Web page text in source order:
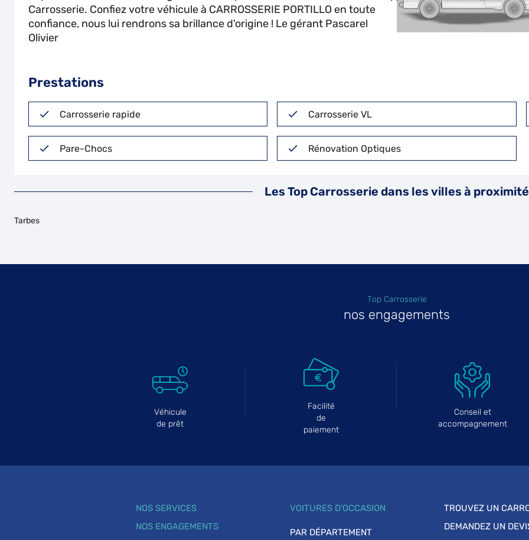
Carrosserie. Confiez votre véhicule à CARROSSERIE PORTILLO en toute
confiance, nous lui rendrons sa brillance d'origine ! Le gérant Pascarel
Olivier
Prestations
Carrosserie rapide Carrosserie VL
Pare-Chocs Rénovation Optiques
Les Top Carrosserie dans les villes à proximité
Tarbes
Top Carrosserie
nos engagements
Véhicule
de prêt
Facilité
de
paiement
Conseil et
accompagnement
NOS SERVICES
NOS ENGAGEMENTS
VOITURES D'OCCASION
PAR DÉPARTEMENT
TROUVEZ UN
DEMANDEZ UN